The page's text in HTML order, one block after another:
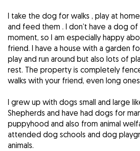
I take the dog for walks , play at
and feed them . I don’t have a dog
moment, so I am especially happy
friend. I have a house with a garden
play and run around but also lots of
rest. The property is completely
walks with your friend, even long
I grew up with dogs small and large
Shepherds and have had dogs for
puppyhood and also from animal
attended dog schools and dog
animals.